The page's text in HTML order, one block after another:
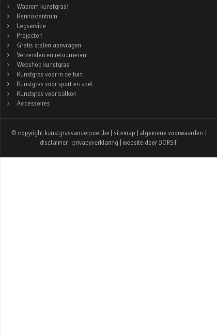
Waarom kunstgras?
Kenniscentrum
Legservice
Projecten
Gratis stalen aanvragen
Verzenden en retourneren
Webshop kunstgras
Kunstgras voor in de tuin
Kunstgras voor sport en spel
Kunstgras voor balkon
Accessoires
© copyright kunstgrasvanderpoel.be | sitemap algemene voorwaarden
disclaimer
privacyverklaring | website door DORST